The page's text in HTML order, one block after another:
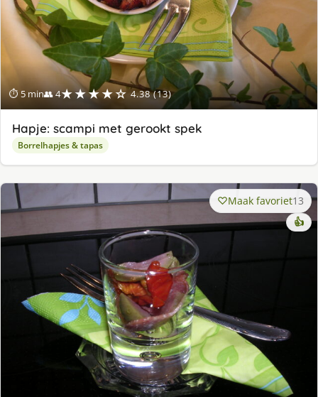
⏱ 5 min👥 4★★★★☆ 4.38 (13)
Hapje: scampi met gerookt spek
Borrelhapjes & tapas
Maak favoriet13
👍